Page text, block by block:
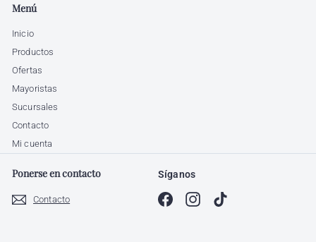
correo
Menú
Inicio
Productos
Ofertas
Mayoristas
Sucursales
Contacto
Mi cuenta
Ponerse en contacto
Contacto
Síganos
FacebookInstagram